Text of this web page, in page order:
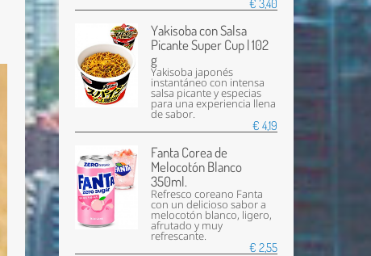
€ 3,40
Yakisoba con Salsa
Picante Super Cup | 102
g
Yakisoba japonés
instantáneo con intensa
salsa picante y especias
para una experiencia llena
de sabor.
€ 4,19
Fanta Corea de
Melocotón Blanco
350ml.
Refresco coreano Fanta
con un delicioso sabor a
melocotón blanco, ligero,
afrutado y muy
refrescante.
€ 2,55